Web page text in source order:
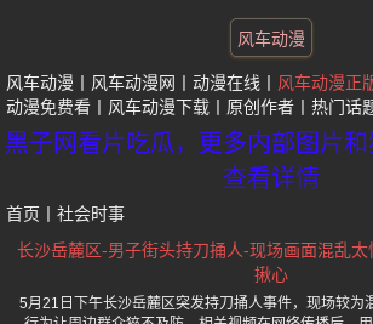
风车动漫
风车动漫 风车动漫网 动漫在线 风车动漫正
动漫免费看
风车动漫下载 原创作者 热门话
黑子网看片吃瓜，更多内部图片
查看详情
首页 社会时事
长沙岳麓区-男子街头持刀捅人-现场画面混乱
揪心
5月21日下午长沙岳麓区突发持刀捅人事件，现场较为